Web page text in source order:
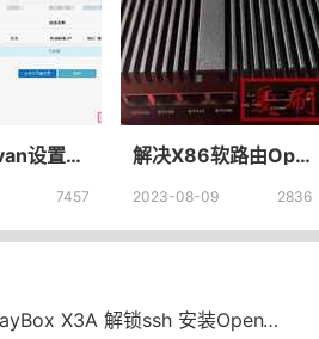
华硕Padavan设置断网重启+定时重启脚本，路由器自动重启脚本设置，定时重启脚本无限重启
7457
解决X86软路由OpenWrt上upnp无法使用/失效问题
2023-08-09 2836
解锁ssh 安装OpenWRT VirtualHere实现USB共享